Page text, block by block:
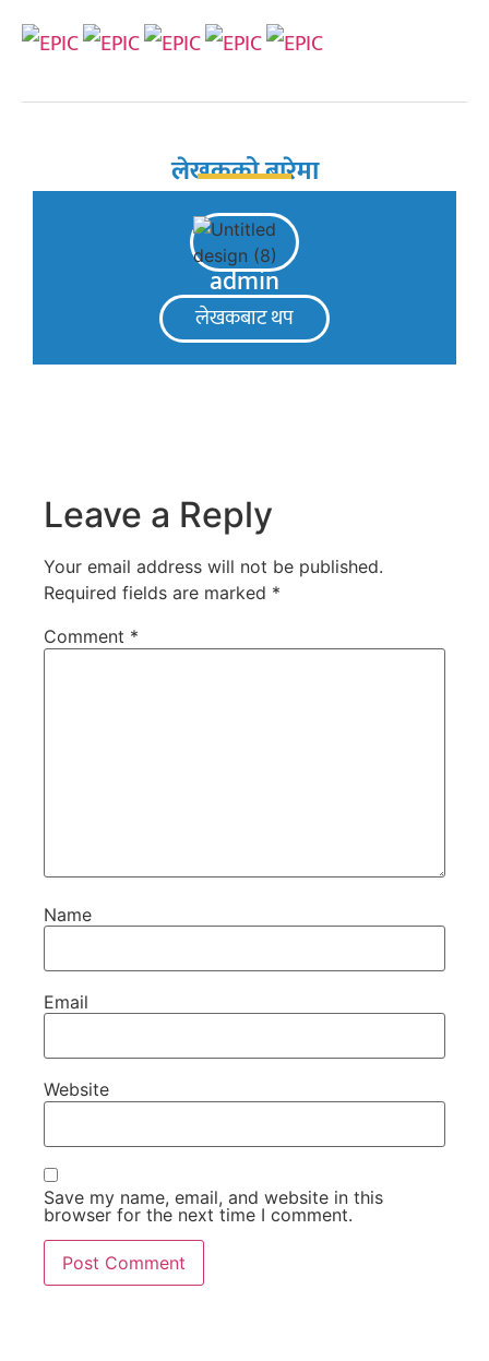
लेखकको बारेमा
admin
लेखकबाट थप
Leave a Reply
Your email address will not be published.
Required fields are marked *
Comment *
Name
Email
Website
Save my name, email, and website in this
browser for the next time I comment.